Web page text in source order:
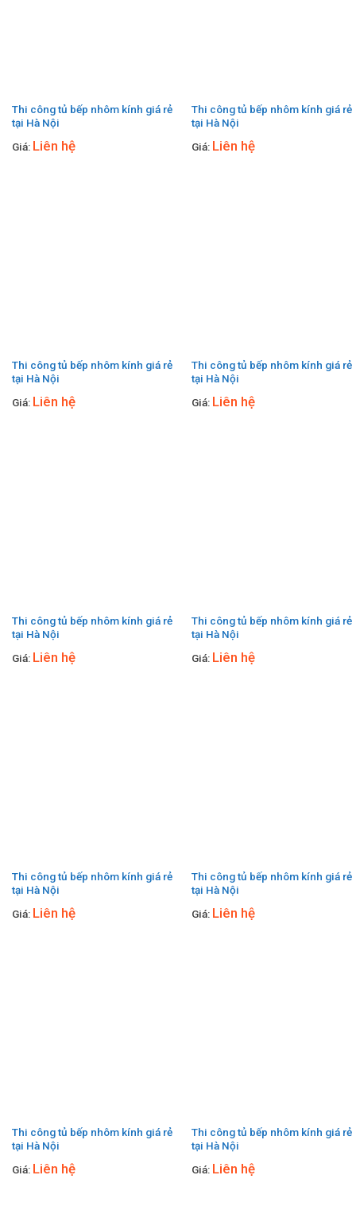
Thi công tủ bếp nhôm kính giá rẻ
tại Hà Nội
Giá: Liên hệ
Thi công tủ bếp nhôm kính giá rẻ
tại Hà Nội
Giá: Liên hệ
Thi công tủ bếp nhôm kính giá rẻ
tại Hà Nội
Giá: Liên hệ
Thi công tủ bếp nhôm kính giá rẻ
tại Hà Nội
Giá: Liên hệ
Thi công tủ bếp nhôm kính giá rẻ
tại Hà Nội
Giá: Liên hệ
Thi công tủ bếp nhôm kính giá rẻ
tại Hà Nội
Giá: Liên hệ
Thi công tủ bếp nhôm kính giá rẻ
tại Hà Nội
Giá: Liên hệ
Thi công tủ bếp nhôm kính giá rẻ
tại Hà Nội
Giá: Liên hệ
Thi công tủ bếp nhôm kính giá rẻ
tại Hà Nội
Giá: Liên hệ
Thi công tủ bếp nhôm kính giá rẻ
tại Hà Nội
Giá: Liên hệ